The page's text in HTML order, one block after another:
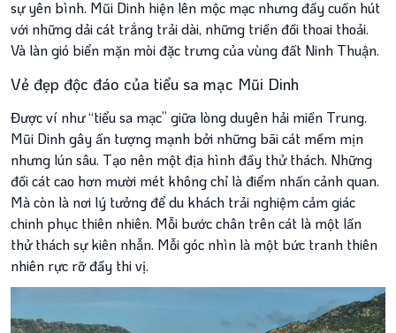
riêng
Lưu trú
Khách sạn
Cẩm nang du lịch
Bí kíp Tin Tức Kinh Nghiệm
Cẩm Nang Ẩm Thực
sự yên bình. Mũi Dinh hiện lên mộc mạc nhưng đầy cuốn hút
với những dải cát trắng trải dài, những triền đồi thoai thoải.
Và làn gió biển mặn mòi đặc trưng của vùng đất Ninh Thuận.
Vẻ đẹp độc đáo của tiểu sa mạc Mũi Dinh
Được ví như “tiểu sa mạc” giữa lòng duyên hải miền Trung.
Mũi Dinh gây ấn tượng mạnh bởi những bãi cát mềm mịn
nhưng lún sâu. Tạo nên một địa hình đầy thử thách. Những
đồi cát cao hơn mười mét không chỉ là điểm nhấn cảnh quan.
Mà còn là nơi lý tưởng để du khách trải nghiệm cảm giác
chinh phục thiên nhiên. Mỗi bước chân trên cát là một lần
thử thách sự kiên nhẫn. Mỗi góc nhìn là một bức tranh thiên
nhiên rực rỡ đầy thi vị.